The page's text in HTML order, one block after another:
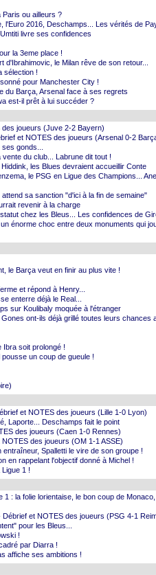
Paris ou ailleurs ?
l'Euro 2016, Deschamps... Les vérités de
livre ses confidences
la 3eme place !
d'Ibrahimovic, le Milan rêve de son retour...
sélection !
pour Manchester City !
du Barça, Arsenal face à ses regrets
est-il prêt à lui succéder ?
des joueurs (Juve 2-2 Bayern)
et NOTES des joueurs (Arsenal 0-2
gonds...
vente du club... Labrune dit tout !
les Blues devraient accueillir Conte
le PSG en Ligue des Champions...
attend sa sanction "d'ici à la fin de semaine"
revenir à la charge
chez les Bleus... Les confidences de
énorme choc entre deux monuments qui
le Barça veut en finir au plus vite !
et répond à Henry...
enterre déjà le Real...
sur Koulibaly moquée à l'étranger
ont-ils déjà grillé toutes leurs chances
Ibra soit prolongé !
pousse un coup de gueule !
et NOTES des joueurs (Lille 1-0 Lyon)
Laporte... Deschamps fait le point
des joueurs (Caen 1-0 Rennes)
des joueurs (OM 1-1 ASSE)
Spalletti le vire de son groupe !
en rappelant l'objectif donné à Michel !
1 !
1 : la folie lorientaise, le bon coup de
Débrief et NOTES des joueurs (PSG 4-1
pour les Bleus...
!
par Diarra !
affiche ses ambitions !